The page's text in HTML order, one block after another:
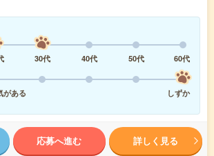
30代 40代 50代
60代
がある
しずか
応募へ進む 詳しく見る